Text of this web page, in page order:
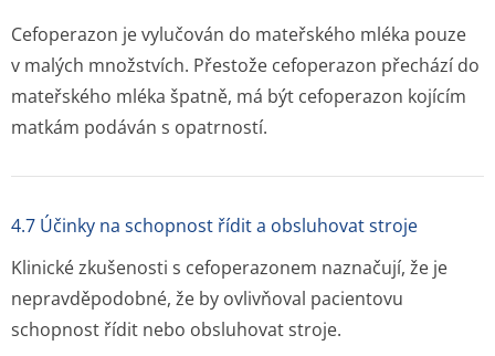
Cefoperazon je vylučován do mateřského mléka pouze
v malých množstvích. Přestože cefoperazon přechází do
mateřského mléka špatně, má být cefoperazon kojícím
matkám podáván s opatrností.
4.7 Účinky na schopnost řídit a obsluhovat stroje
Klinické zkušenosti s cefoperazonem naznačují, že je
nepravděpodobné, že by ovlivňoval pacientovu
schopnost řídit nebo obsluhovat stroje.